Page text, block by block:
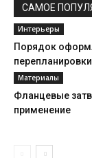
САМОЕ
Интерьеры
Порядок
перепланировки
Материалы
Фланцевые
применение